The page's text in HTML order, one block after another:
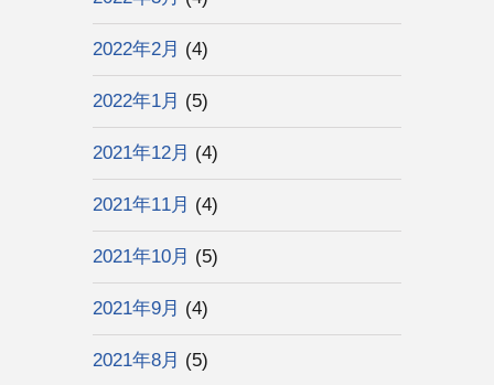
2022年2月 (4)
2022年1月 (5)
2021年12月 (4)
2021年11月 (4)
2021年10月 (5)
2021年9月 (4)
2021年8月 (5)